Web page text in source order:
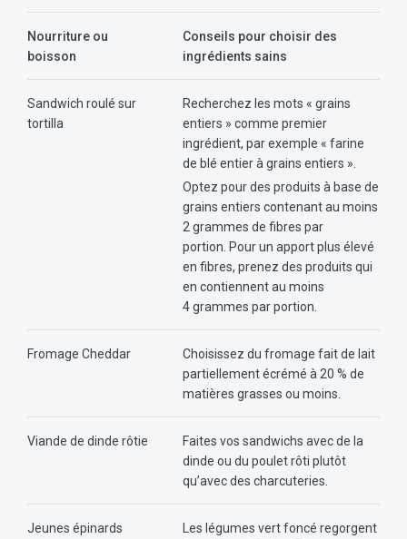
Nourriture ou
boisson
Conseils pour choisir des
ingrédients sains
Sandwich roulé sur
tortilla
Recherchez les mots « grains
entiers » comme premier
ingrédient, par exemple « farine
de blé entier à grains entiers ».
Optez pour des produits à base de
grains entiers contenant au moins
2 grammes de fibres par
portion. Pour un apport plus élevé
en fibres, prenez des produits qui
en contiennent au moins
4 grammes par portion.
Fromage Cheddar
Choisissez du fromage fait de lait
partiellement écrémé à 20 % de
matières grasses ou moins.
Viande de dinde rôtie
Faites vos sandwichs avec de la
dinde ou du poulet rôti plutôt
qu’avec des charcuteries.
Jeunes épinards
Les légumes vert foncé regorgent